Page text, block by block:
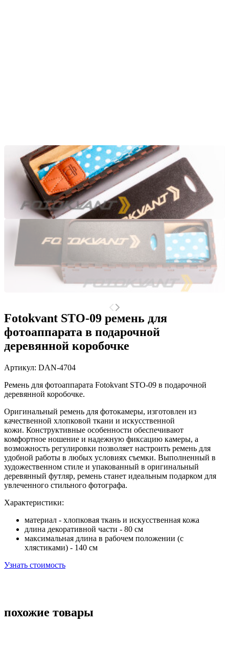
Fotokvant STO-09 ремень для
фотоаппарата в подарочной
деревянной коробочке
Артикул: DAN-4704
Ремень для фотоаппарата Fotokvant STO-09 в подарочной
деревянной коробочке.
Оригинальный ремень для фотокамеры, изготовлен из
качественной хлопковой ткани и искусственной
кожи. Конструктивные особенности обеспечивают
комфортное ношение и надежную фиксацию камеры, а
возможность регулировки позволяет настроить ремень для
удобной работы в любых условиях съемки. Выполненный в
художественном стиле и упакованный в оригинальный
деревянный футляр, ремень станет идеальным подарком для
увлеченного стильного фотографа.
Характеристики:
материал - хлопковая ткань и искусственная кожа
длина декоративной части - 80 см
максимальная длина в рабочем положении (с
хлястиками) - 140 см
Узнать стоимость
похожие товары